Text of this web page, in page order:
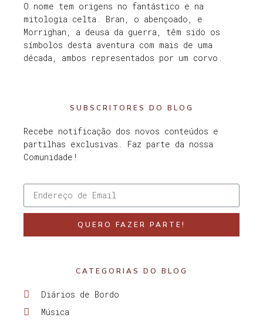
O nome tem origens no fantástico e na
mitologia celta. Bran, o abençoado, e
Morrighan, a deusa da guerra, têm sido os
símbolos desta aventura com mais de uma
década, ambos representados por um corvo.
SUBSCRITORES DO BLOG
Recebe notificação dos novos conteúdos e
partilhas exclusivas. Faz parte da nossa
Comunidade!
QUERO FAZER PARTE!
CATEGORIAS DO BLOG
Diários de Bordo
Música